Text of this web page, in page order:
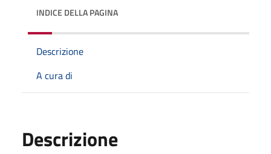
INDICE DELLA PAGINA
Descrizione
A cura di
Descrizione